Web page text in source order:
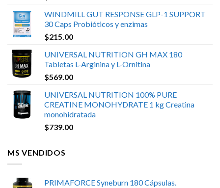
WINDMILL GUT RESPONSE GLP-1 SUPPORT
30 Caps Probióticos y enzimas
$215.00
UNIVERSAL NUTRITION GH MAX 180
Tabletas L-Arginina y L-Ornitina
$569.00
UNIVERSAL NUTRITION 100% PURE
CREATINE MONOHYDRATE 1 kg Creatina
monohidratada
$739.00
MS VENDIDOS
PRIMAFORCE Syneburn 180 Cápsulas.